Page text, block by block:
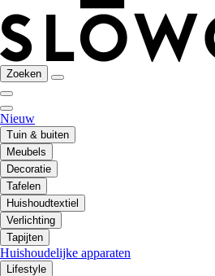
Zoeken
Nieuw
Tuin & buiten
Meubels
Decoratie
Tafelen
Huishoudtextiel
Verlichting
Tapijten
Huishoudelijke apparaten
Lifestyle